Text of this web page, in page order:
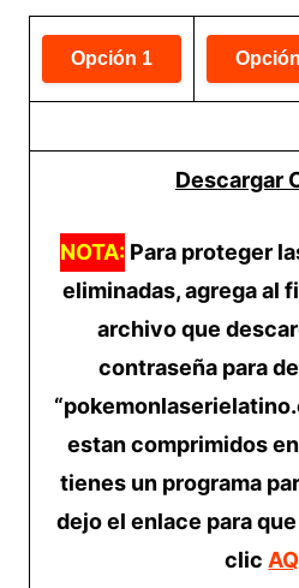
Descargar
NOTA: Para proteger
eliminadas, agrega al
archivo que
contraseña para
estan comprimidos
tienes un programa
dejo el enlace para
clic